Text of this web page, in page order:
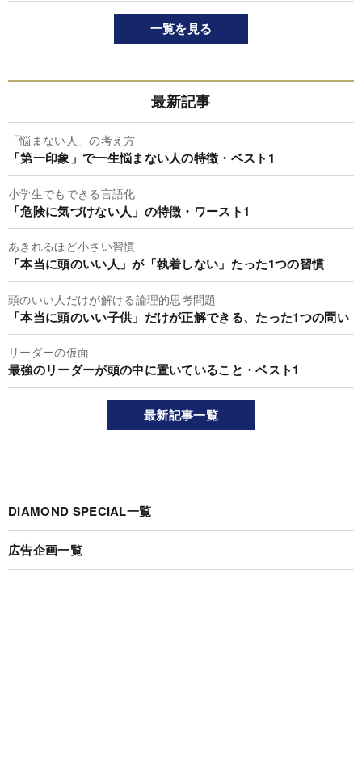
一覧を見る
最新記事
「悩まない人」の考え方
「第一印象」で一生悩まない人の特徴・ベスト1
小学生でもできる言語化
「危険に気づけない人」の特徴・ワースト1
あきれるほど小さい習慣
「本当に頭のいい人」が「執着しない」たった1つの習慣
頭のいい人だけが解ける論理的思考問題
「本当に頭のいい子供」だけが正解できる、たった1つの問い
リーダーの仮面
最強のリーダーが頭の中に置いていること・ベスト1
最新記事一覧
DIAMOND SPECIAL一覧
広告企画一覧